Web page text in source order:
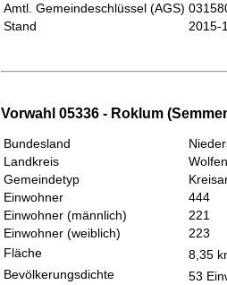
Amtl. Gemeindeschlüssel (AGS)
Stand
2015-
Vorwahl 05336 - Roklum
Bundesland
Landkreis
Gemeindetyp
Einwohner
444
Einwohner (männlich)
221
Einwohner (weiblich)
223
Fläche
8,35
Bevölkerungsdichte
53